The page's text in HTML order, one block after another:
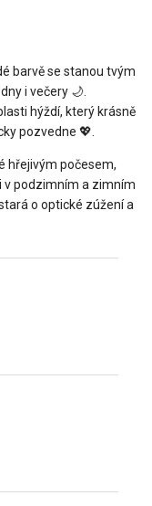
barvě se stanou tvým
i večery 🌙.
hýždí, který krásně
pozvedne 💖.
hřejivým počesem,
v podzimním a zimním
o optické zúžení a